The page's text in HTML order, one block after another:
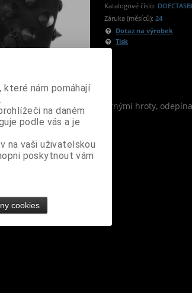
Katalogové číslo:
Záruka (měsíců): 24
Dotaz na výrobek
Tisk
pentagramem a černými hroty,
které nám pomáhají
na daném
podle vás a je
na vaši uživatelskou
poskytnout vám
cookies